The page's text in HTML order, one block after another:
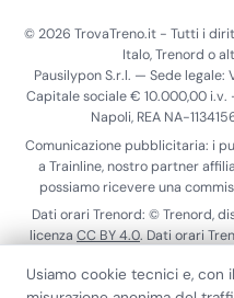
© 2026 TrovaTreno.it - Tutti i
Italo, Trenord o
Pausilypon S.r.l. — Sede legale:
Capitale sociale € 10.000,00
Napoli, REA NA-
Comunicazione pubblicitaria: i
a Trainline, nostro partner
possiamo ricevere una
Dati orari Trenord: © Trenord,
licenzaCC BY 4.0. Dati orari
sensi del Reg. (UE) 2017/1926.
Usiamo cookie tecnici e, con